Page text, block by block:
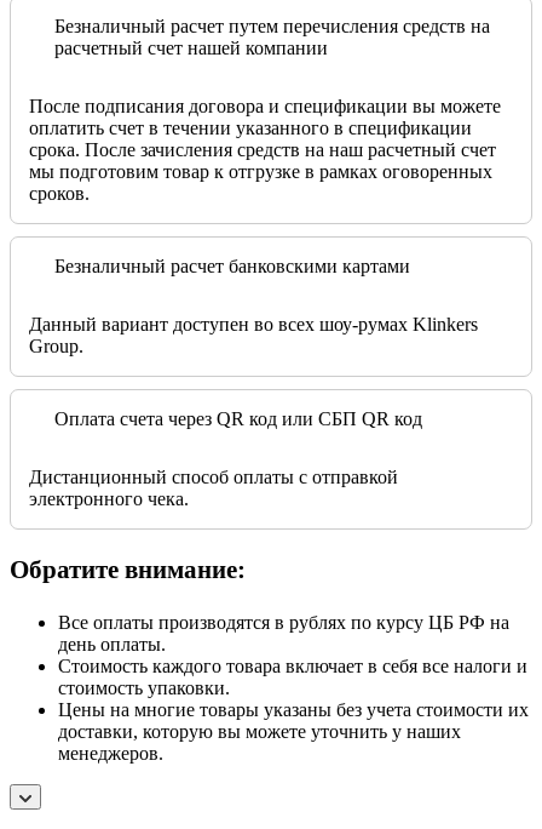
Безналичный расчет путем перечисления средств на
расчетный счет нашей компании
После подписания договора и спецификации вы можете
оплатить счет в течении указанного в спецификации
срока. После зачисления средств на наш расчетный счет
мы подготовим товар к отгрузке в рамках оговоренных
сроков.
Безналичный расчет банковскими картами
Данный вариант доступен во всех шоу-румах Klinkers
Group.
Оплата счета через QR код или СБП QR код
Дистанционный способ оплаты с отправкой
электронного чека.
Обратите внимание:
Все оплаты производятся в рублях по курсу ЦБ РФ на
день оплаты.
Стоимость каждого товара включает в себя все налоги и
стоимость упаковки.
Цены на многие товары указаны без учета стоимости их
доставки, которую вы можете уточнить у наших
менеджеров.